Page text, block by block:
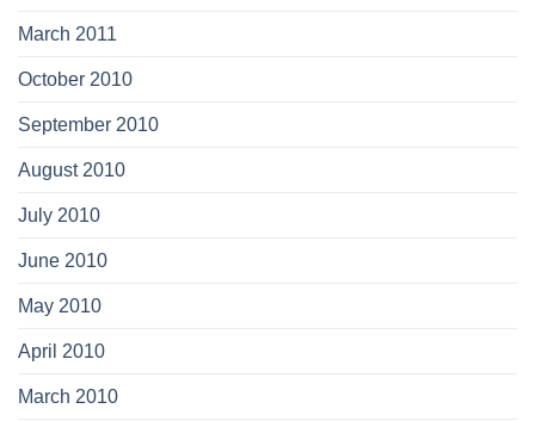
March 2011
October 2010
September 2010
August 2010
July 2010
June 2010
May 2010
April 2010
March 2010